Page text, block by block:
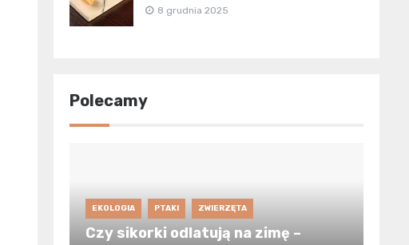
8 grudnia 2025
Polecamy
EKOLOGIA PTAKI ZWIERZĘTA
Czy sikorki odlatują na zimę –